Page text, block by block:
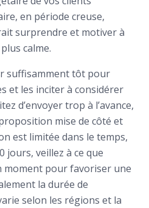
en période creuse,
surprendre et motiver à
calme.
suffisamment tôt pour
et les inciter à considérer
d’envoyer trop à l’avance,
mise de côté et
est limitée dans le temps,
jours, veillez à ce que
moment pour favoriser une
la durée de
selon les régions et la